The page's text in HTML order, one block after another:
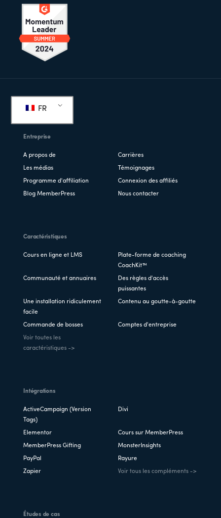
de
FR
Entreprise
A propos de Carrières
Les médias Témoignages
Programme d'affiliation Connexion des affiliés
Blog MemberPress Nous contacter
Caractéristiques
Cours en ligne et LMS
Plate-forme de coaching
CoachKit™
Communauté et annuaires
Des règles d'accès
puissantes
Une installation ridiculement
facile
Contenu au goutte-à-goutte
Commande de bosses Comptes d'entreprise
Voir toutes les
caractéristiques ->
Intégrations
ActiveCampaign (Version
Tags)
Divi
Elementor Cours sur MemberPress
MemberPress Gifting MonsterInsights
PayPal Rayure
Zapier Voir tous les compléments ->
Études de cas